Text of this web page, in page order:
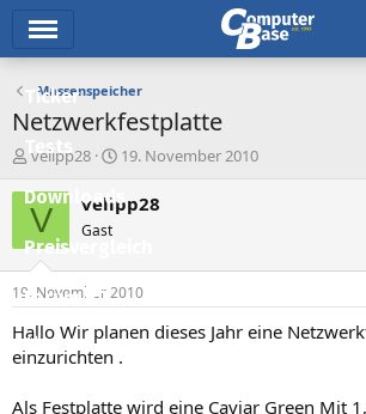
Ticker
Tests
Downloads
Preisvergleich
Forum
Aktuelles
Massenspeicher
Netzwerkfestplatte
E
s
t
e
e
r
velipp28
E
s
l
t
a
19. November 2010
V velipp28
Gast
19. November 2010
Hallo Wir planen dieses Jahr eine
einzurichten .
Als Festplatte wird eine Caviar Green Mit